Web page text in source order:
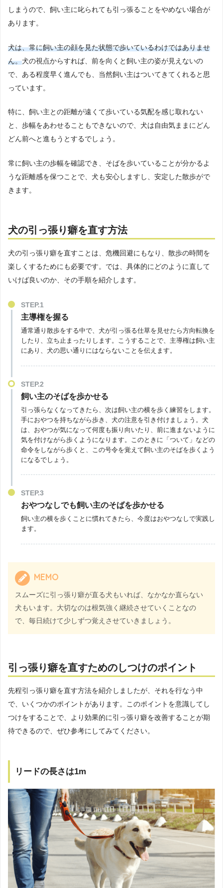
しまうので、飼い主に叱られても引っ張ることをやめない場合が
あります。
犬は、常に飼い主の顔を見た状態で歩いているわけではありませ
ん。犬の視点からすれば、前を向くと飼い主の姿が見えないの
で、ある程度早く進んでも、当然飼い主はついてきてくれると思
っています。
特に、飼い主との距離が遠くて歩いている気配を感じ取れない
と、歩幅をあわせることもできないので、犬は自由気ままにどん
どん前へと進もうとするでしょう。
常に飼い主の歩幅を確認でき、そばを歩いていることが分かるよ
うな距離感を保つことで、犬も安心しますし、安定した散歩がで
きます。
犬の引っ張り癖を直す方法
犬の引っ張り癖を直すことは、危機回避にもなり、散歩の時間を
楽しくするためにも必要です。では、具体的にどのように直して
いけば良いのか、その手順を紹介します。
STEP.1
主導権を握る
通常通り散歩をする中で、犬が引っ張る仕草を見せたら方向転換を
したり、立ち止まったりします。こうすることで、主導権は飼い主
にあり、犬の思い通りにはならないことを伝えます。
STEP.2
飼い主のそばを歩かせる
引っ張らなくなってきたら、次は飼い主の横を歩く練習をします。
手におやつを持ちながら歩き、犬の注意を引き付けましょう。犬
は、おやつが気になって何度も振り向いたり、前に進まないように
気を付けながら歩くようになります。このときに「ついて」などの
命令をしながら歩くと、この号令を覚えて飼い主のそばを歩くよう
になるでしょう。
STEP.3
おやつなしでも飼い主のそばを歩かせる
飼い主の横を歩くことに慣れてきたら、今度はおやつなしで実践し
ます。
MEMO
スムーズに引っ張り癖が直る犬もいれば、なかなか直らない
犬もいます。大切なのは根気強く継続させていくことなの
で、毎日続けて少しずつ覚えさせていきましょう。
引っ張り癖を直すためのしつけのポイント
先程引っ張り癖を直す方法を紹介しましたが、それを行なう中
で、いくつかのポイントがあります。このポイントを意識してし
つけをすることで、より効果的に引っ張り癖を改善することが期
待できるので、ぜひ参考にしてみてください。
リードの長さは1m